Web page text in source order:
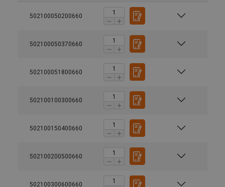
502100050200660
502100050370660
502100051800660
502100100300660
502100150400660
502100200500660
502100300600660